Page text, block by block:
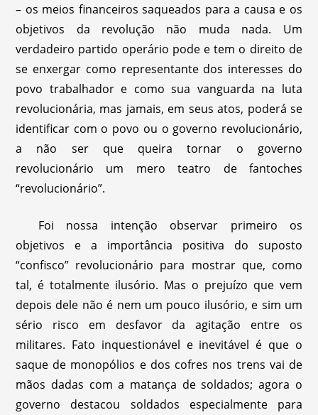
– os meios financeiros saqueados para a causa e os
objetivos da revolução não muda nada. Um
verdadeiro partido operário pode e tem o direito de
se enxergar como representante dos interesses do
povo trabalhador e como sua vanguarda na luta
revolucionária, mas jamais, em seus atos, poderá se
identificar com o povo ou o governo revolucionário,
a não ser que queira tornar o governo
revolucionário um mero teatro de fantoches
“revolucionário”.
Foi nossa intenção observar primeiro os
objetivos e a importância positiva do suposto
“confisco” revolucionário para mostrar que, como
tal, é totalmente ilusório. Mas o prejuízo que vem
depois dele não é nem um pouco ilusório, e sim um
sério risco em desfavor da agitação entre os
militares. Fato inquestionável e inevitável é que o
saque de monopólios e dos cofres nos trens vai de
mãos dadas com a matança de soldados; agora o
governo destacou soldados especialmente para